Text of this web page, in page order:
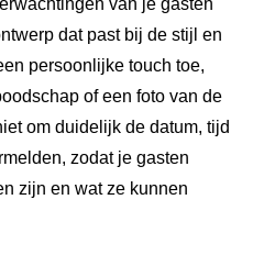
van je gasten
dat past bij de stijl en
persoonlijke touch toe,
of een foto van de
om duidelijk de datum, tijd
zodat je gasten
zijn en wat ze kunnen